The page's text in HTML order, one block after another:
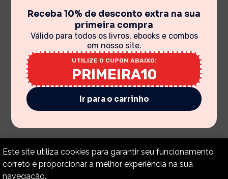
Receba 10% de desconto extra na sua
primeira compra
Válido para todos os livros, ebooks e combos
em nosso site.
UTILIZE O CUPOM ABAIXO:
PRIMEIRA10
Ir para o carrinho
Este site utiliza cookies para garantir seu funcionamento
correto e proporcionar a melhor experiência na sua
navegação.